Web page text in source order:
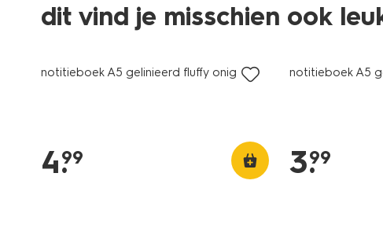
dit vind je misschien ook
notitieboek A5 gelinieerd fluffy onigiri
4.
99
notitieboek A5
3.
99